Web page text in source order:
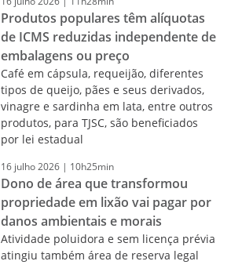
Produtos populares têm alíquotas
de ICMS reduzidas independente de
embalagens ou preço
Café em cápsula, requeijão, diferentes
tipos de queijo, pães e seus derivados,
vinagre e sardinha em lata, entre outros
produtos, para TJSC, são beneficiados
por lei estadual
16 julho2026 | 10h25min
Dono de área que transformou
propriedade em lixão vai pagar por
danos ambientais e morais
Atividade poluidora e sem licença prévia
atingiu também área de reserva legal